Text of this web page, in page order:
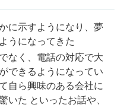
に示すようになり、夢
うになってきた
なく、電話の対応で大
できるようになってい
自ら興味のある会社に
いた といったお話や、